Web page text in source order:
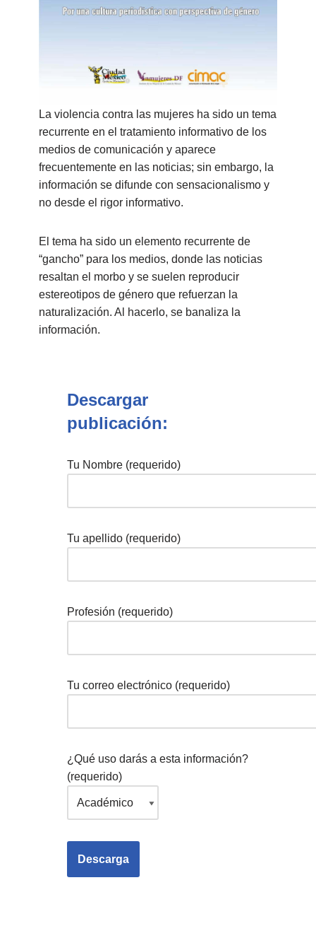
La violencia contra las mujeres ha sido un tema
recurrente en el tratamiento informativo de los
medios de comunicación y aparece
frecuentemente en las noticias; sin embargo, la
información se difunde con sensacionalismo y
no desde el rigor informativo.
El tema ha sido un elemento recurrente de
“gancho” para los medios, donde las noticias
resaltan el morbo y se suelen reproducir
estereotipos de género que refuerzan la
naturalización. Al hacerlo, se banaliza la
información.
Descargar
publicación:
Tu Nombre (requerido)
Tu apellido (requerido)
Profesión (requerido)
Tu correo electrónico (requerido)
¿Qué uso darás a esta información?
(requerido)